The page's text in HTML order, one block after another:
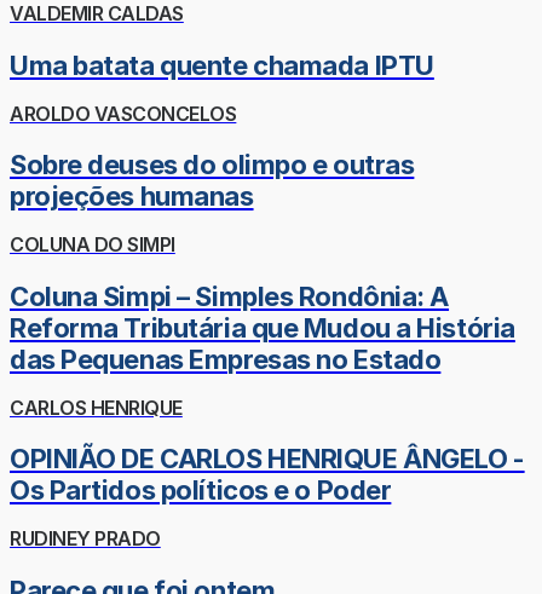
VALDEMIR CALDAS
Uma batata quente chamada IPTU
AROLDO VASCONCELOS
Sobre deuses do olimpo e outras
projeções humanas
COLUNA DO SIMPI
Coluna Simpi – Simples Rondônia: A
Reforma Tributária que Mudou a História
das Pequenas Empresas no Estado
CARLOS HENRIQUE
OPINIÃO DE CARLOS HENRIQUE ÂNGELO -
Os Partidos políticos e o Poder
RUDINEY PRADO